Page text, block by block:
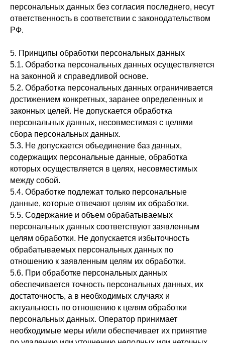
персональных данных без согласия последнего, несут
ответственность в соответствии с законодательством
РФ.
5. Принципы обработки персональных данных
5.1. Обработка персональных данных осуществляется
на законной и справедливой основе.
5.2. Обработка персональных данных ограничивается
достижением конкретных, заранее определенных и
законных целей. Не допускается обработка
персональных данных, несовместимая с целями
сбора персональных данных.
5.3. Не допускается объединение баз данных,
содержащих персональные данные, обработка
которых осуществляется в целях, несовместимых
между собой.
5.4. Обработке подлежат только персональные
данные, которые отвечают целям их обработки.
5.5. Содержание и объем обрабатываемых
персональных данных соответствуют заявленным
целям обработки. Не допускается избыточность
обрабатываемых персональных данных по
отношению к заявленным целям их обработки.
5.6. При обработке персональных данных
обеспечивается точность персональных данных, их
достаточность, а в необходимых случаях и
актуальность по отношению к целям обработки
персональных данных. Оператор принимает
необходимые меры и/или обеспечивает их принятие